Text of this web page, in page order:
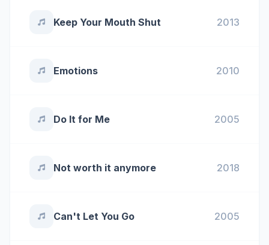
Keep Your Mouth Shut 2013
Emotions 2010
Do It for Me 2005
Not worth it anymore 2018
Can't Let You Go 2005